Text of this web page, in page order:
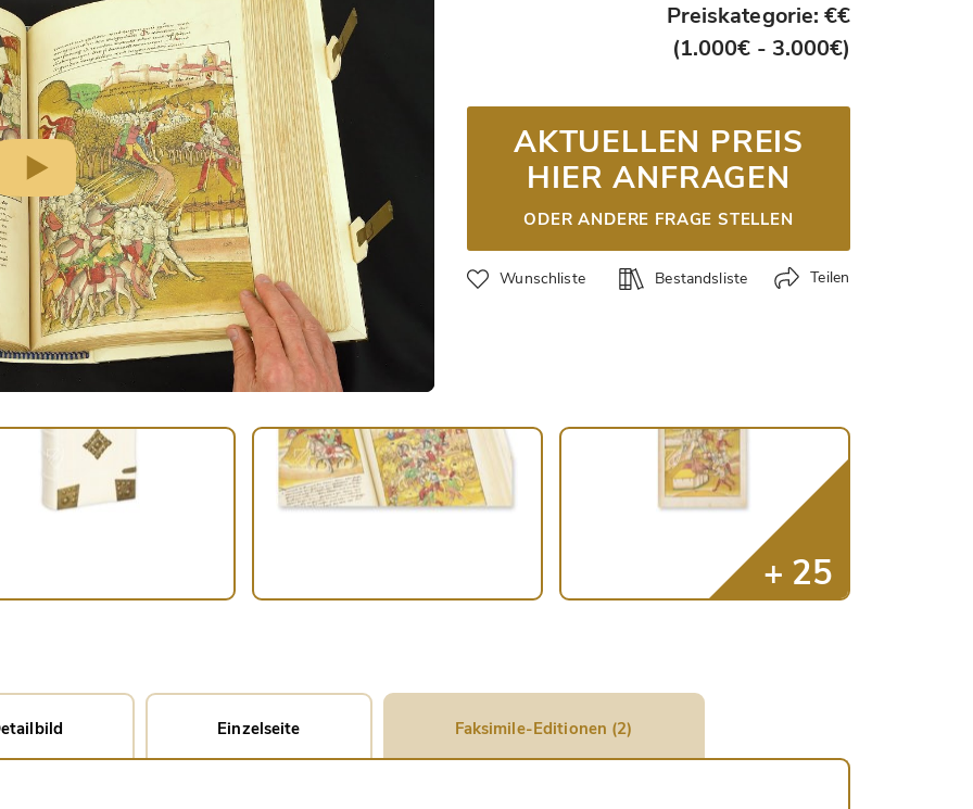
Preiskategorie: €€
(1.000€ - 3.000€)
AKTUELLEN PREIS
HIER ANFRAGEN
ODER ANDERE FRAGE STELLEN
Wunschliste Bestandsliste Teilen
Einzelseite Faksimile-Editionen (2)